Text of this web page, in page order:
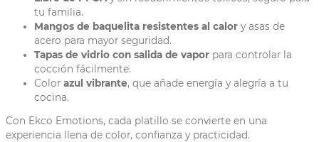
tu familia.
Mangos de baquelita resistentes al calor y asas de
acero para mayor seguridad.
Tapas de vidrio con salida de vapor para controlar la
cocción fácilmente.
Color azul vibrante, que añade energía y alegría a tu
cocina.
Con Ekco Emotions, cada platillo se convierte en una
experiencia llena de color, confianza y practicidad.